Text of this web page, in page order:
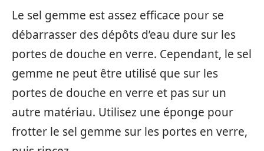
Le sel gemme est assez efficace pour se
débarrasser des dépôts d’eau dure sur les
portes de douche en verre. Cependant, le sel
gemme ne peut être utilisé que sur les
portes de douche en verre et pas sur un
autre matériau. Utilisez une éponge pour
frotter le sel gemme sur les portes en verre,